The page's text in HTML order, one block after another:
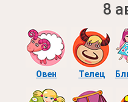
8
Овен Телец